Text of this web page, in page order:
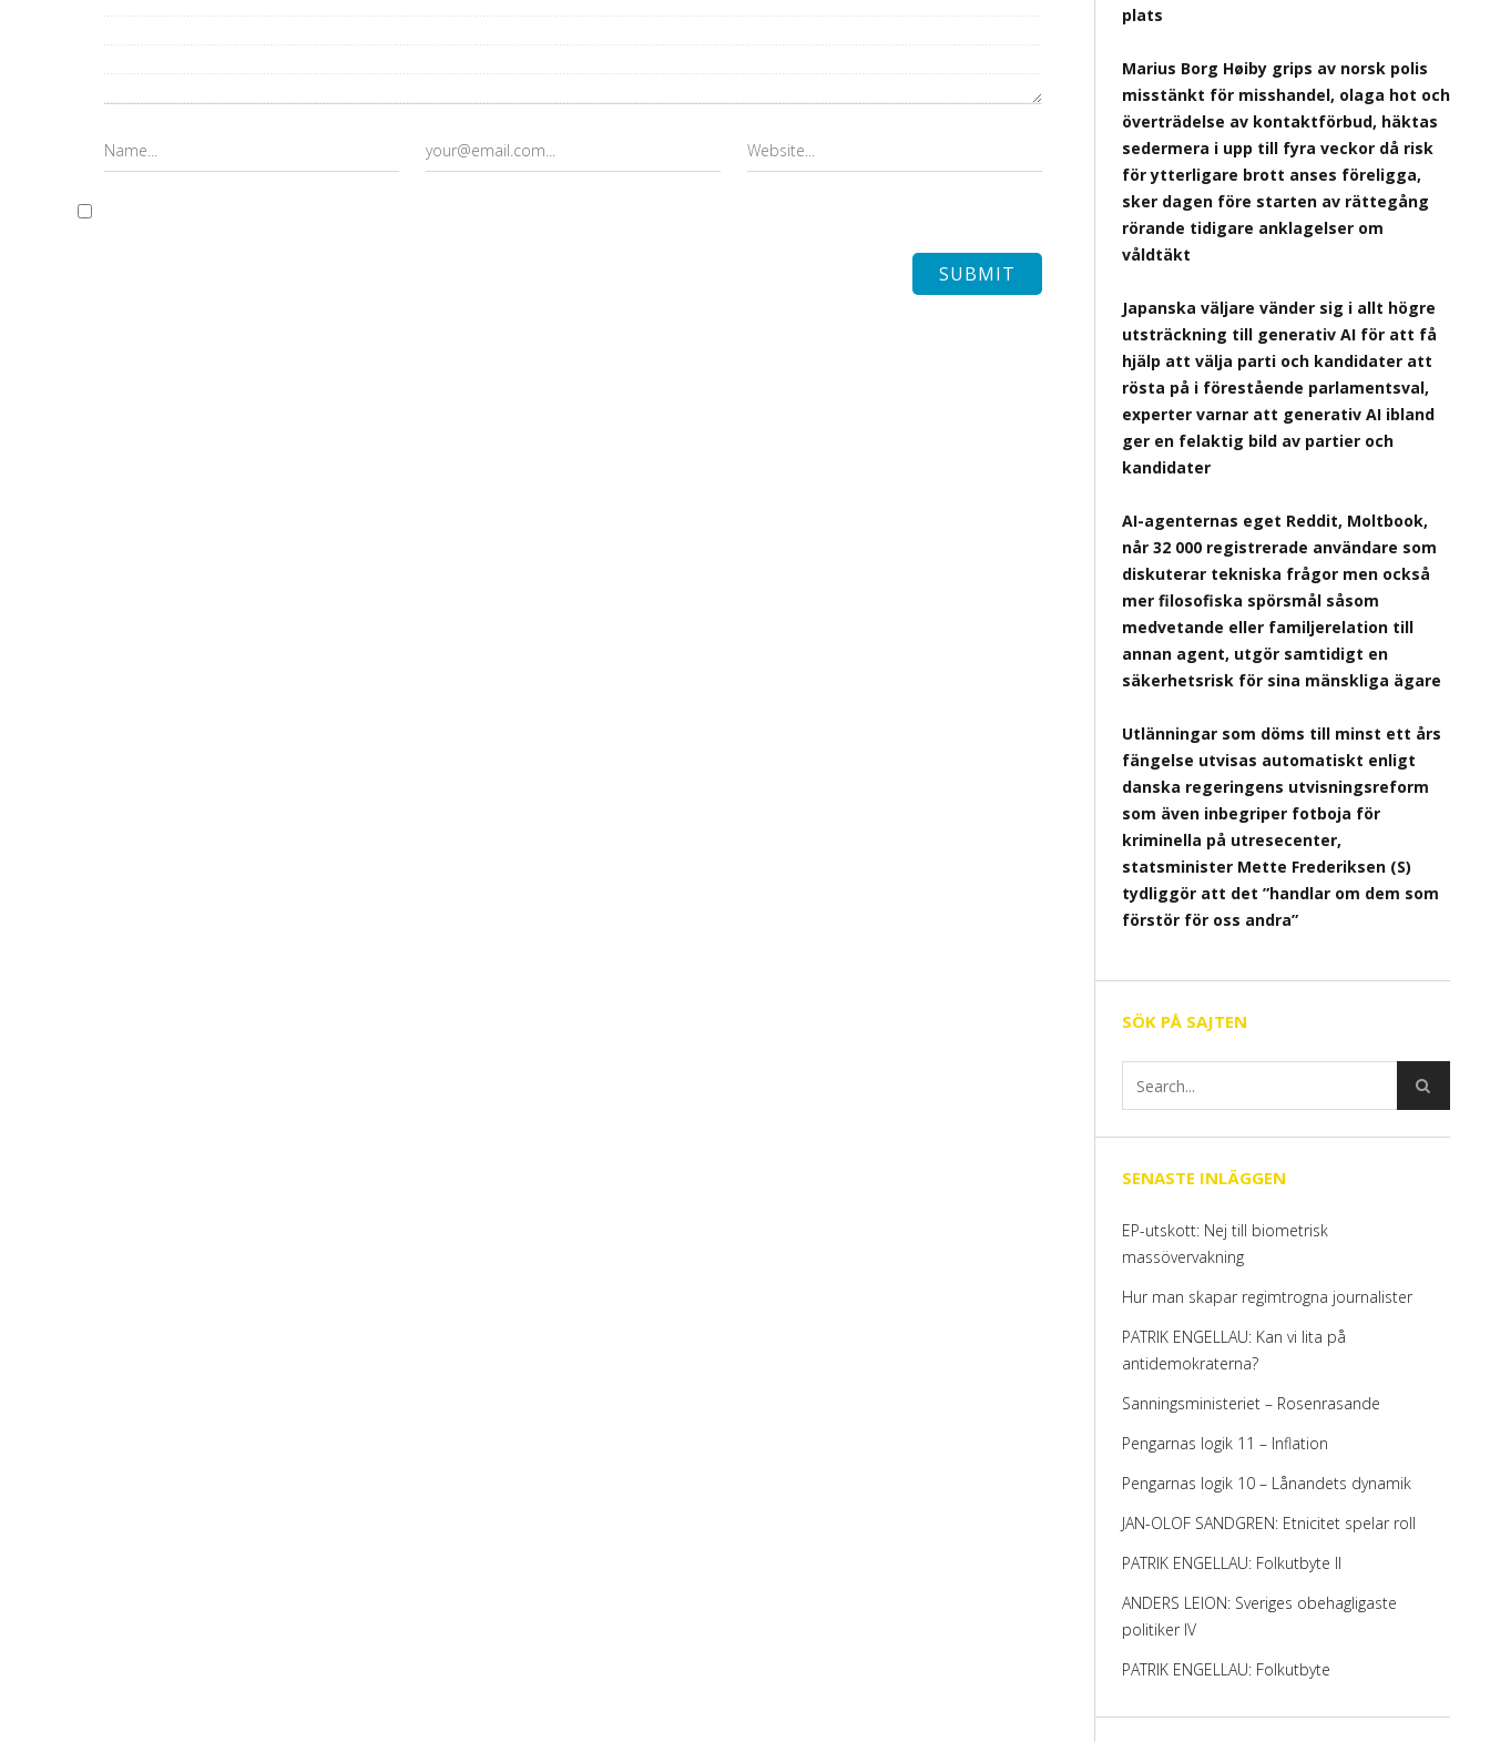
plats
Marius Borg Høiby grips av norsk polis
misstänkt för misshandel, olaga hot och
överträdelse av kontaktförbud, häktas
sedermera i upp till fyra veckor då risk
för ytterligare brott anses föreligga,
sker dagen före starten av rättegång
rörande tidigare anklagelser om
våldtäkt
Japanska väljare vänder sig i allt högre
utsträckning till generativ AI för att få
hjälp att välja parti och kandidater att
rösta på i förestående parlamentsval,
experter varnar att generativ AI ibland
ger en felaktig bild av partier och
kandidater
AI-agenternas eget Reddit, Moltbook,
når 32 000 registrerade användare som
diskuterar tekniska frågor men också
mer filosofiska spörsmål såsom
medvetande eller familjerelation till
annan agent, utgör samtidigt en
säkerhetsrisk för sina mänskliga ägare
Utlänningar som döms till minst ett års
fängelse utvisas automatiskt enligt
danska regeringens utvisningsreform
som även inbegriper fotboja för
kriminella på utresecenter,
statsminister Mette Frederiksen (S)
tydliggör att det ”handlar om dem som
förstör för oss andra”
SÖK PÅ SAJTEN
SENASTE INLÄGGEN
EP-utskott: Nej till biometrisk
massövervakning
Hur man skapar regimtrogna journalister
PATRIK ENGELLAU: Kan vi lita på
antidemokraterna?
Sanningsministeriet – Rosenrasande
Pengarnas logik 11 – Inflation
Pengarnas logik 10 – Lånandets dynamik
JAN-OLOF SANDGREN: Etnicitet spelar roll
PATRIK ENGELLAU: Folkutbyte II
ANDERS LEION: Sveriges obehagligaste
politiker IV
PATRIK ENGELLAU: Folkutbyte